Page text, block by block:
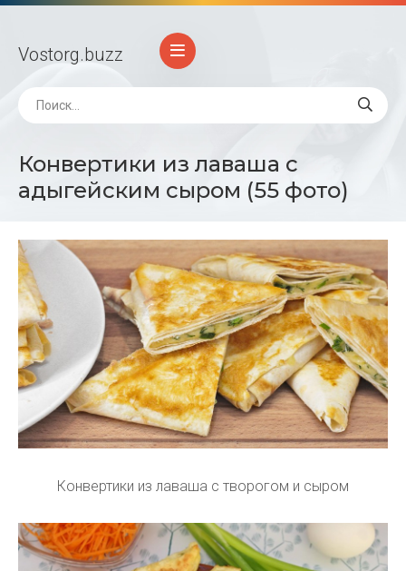
Vostorg.buzz
Конвертики из лаваша с
адыгейским сыром (55 фото)
Конвертики из лаваша с творогом и сыром